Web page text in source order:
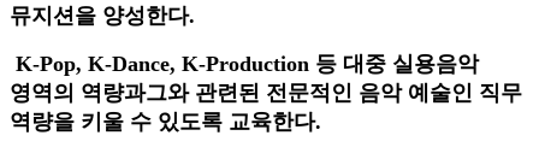
뮤지션을 양성한다.
K-Pop, K-Dance, K-Production 등 대중 실용음악
영역의 역량과그와 관련된 전문적인 음악 예술인 직무
역량을 키울 수 있도록 교육한다.